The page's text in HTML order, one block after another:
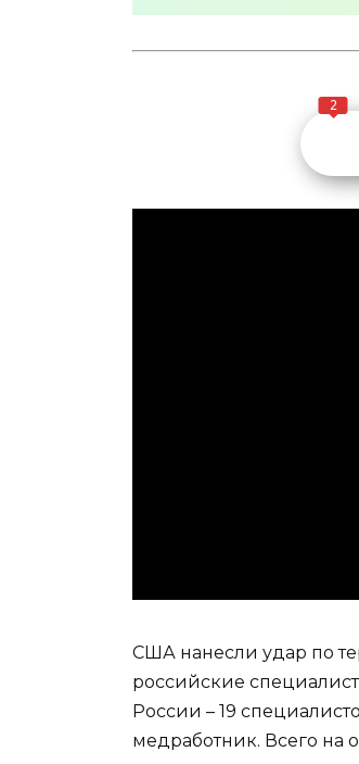
2
США нанесли удар по
российские
России – 19
медработник. Всего на